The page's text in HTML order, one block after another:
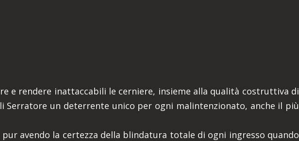
e rendere inattaccabili le cerniere, insieme alla qualità costruttiva di
un deterrente unico per ogni malintenzionato, anche il più
avendo la certezza della blindatura totale di ogni ingresso quando